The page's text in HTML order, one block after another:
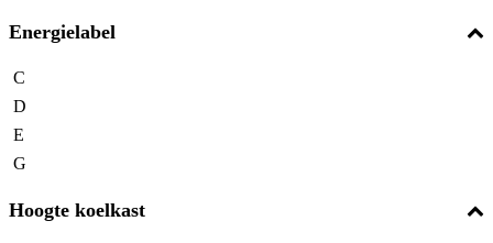
Energielabel
C
D
E
G
Hoogte koelkast